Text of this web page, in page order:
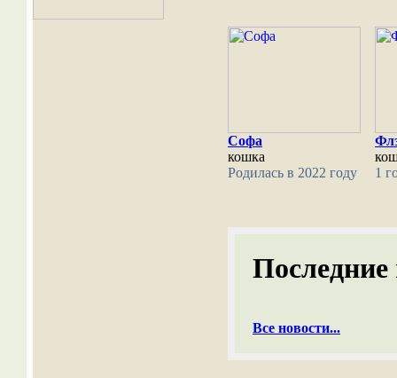
Софа
кошка
Родилась в 2022 году
1
Последние
Все новости...